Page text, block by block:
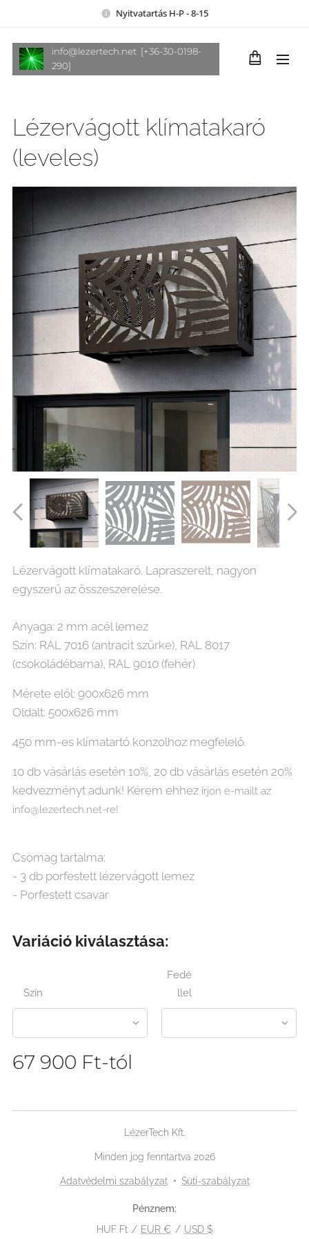
Nyitvatartás H-P - 8-15
info@lezertech.net [+36-30-0198-
290]
Lézervágott klímatakaró
(leveles)
Lézervágott klímatakaró. Lapraszerelt, nagyon
egyszerű az összeszerelése.
Anyaga: 2 mm acél lemez
Szín: RAL 7016 (antracit szürke), RAL 8017
(csokoládébarna), RAL 9010 (fehér)
Mérete elől: 900x626 mm
Oldalt: 500x626 mm
450 mm-es klímatartó konzolhoz megfelelő.
10 db vásárlás esetén 10%, 20 db vásárlás esetén 20%
kedvezményt adunk! Kérem ehhez írjon e-mailt az
info@lezertech.net-re!
Csomag tartalma:
- 3 db porfestett lézervágott lemez
- Porfestett csavar
Variáció kiválasztása:
Szín
Fedé
llel
67 900 Ft-tól
LézerTech Kft.
Minden jog fenntartva 2026
Adatvédelmi szabályzat Süti-szabályzat
Pénznem
HUF Ft
EUR € USD $